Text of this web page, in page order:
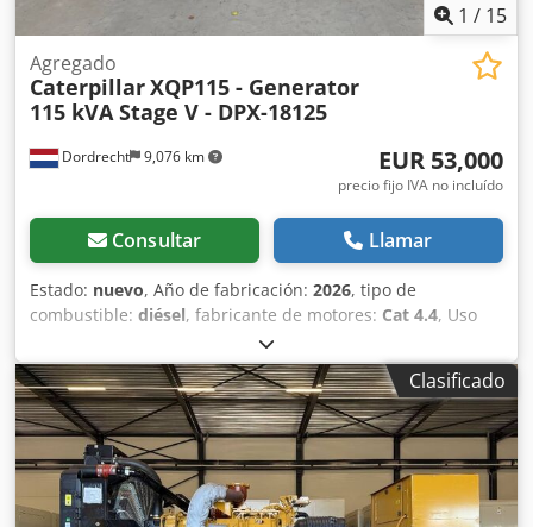
1 / 15
Dordrecht 9,076 km
Agregado
CaterpillarXQP115 - Generator
115 kVA Stage V - DPX-18125
EUR 53,000
precio fijo IVA no incluído
Consultar Llamar
Estado: nuevo, Año de fabricación: 2026, tipo de
combustible: diésel, fabricante de motores: Cat 4.4, Uso
previsto: construcción Peso en vacío: 2.527 kg Potencia del
generador: 115 kVA Dimensiones de la zona de carga: 297
x 115 x 207 cm Marcado CE: sí Nivel de emisiones: Etapa V
/ Nivel IV final Capacidad del depósito de agua: 518 l País
de fabricación: CN Dcedpszc Dv Hofx Al Nsk Para obtener
más información, póngase en contacto con el equipo de
DPX. = Opciones y accesorios adicionales = - Batería - Panel
de control - Techo de acero - Cisterna
Clasificado